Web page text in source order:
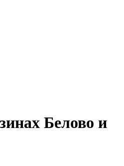
Белово и